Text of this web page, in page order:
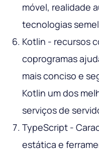
móvel, realidade
tecnologias
Kotlin - recursos
coprogramas
mais conciso e
Kotlin um dos
serviços de
TypeScript -
estática e